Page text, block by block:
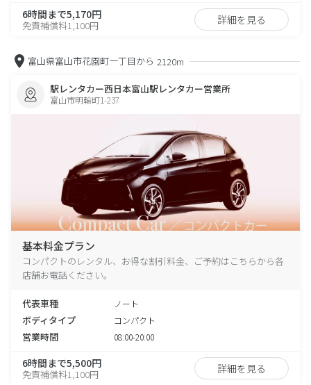
6時間まで5,170円
免責補償料1,100円 詳細を見る
富山県富山市花園町一丁目から 2120m
駅レンタカー西日本富山駅レンタカー営業所
富山市明輪町1-237
基本料金プラン
コンパクトのレンタル、お得な割引料金、ご予約はこちらから各
店舗お電話ください。
代表車種 ノート
ボディタイプ コンパクト
営業時間 08:00-20:00
6時間まで5,500円
免責補償料1,100円 詳細を見る